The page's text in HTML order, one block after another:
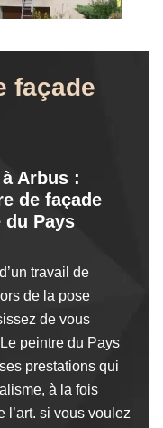
façade
Arbus :
de façade
Pays
travail de
de la pose
de vous
peintre du Pays
prestations qui
à la fois
l’art. si vous voulez